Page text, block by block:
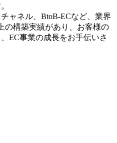
ャネル、BtoB-ECなど、業界
の構築実績があり、お客様の
EC事業の成長をお手伝いさ